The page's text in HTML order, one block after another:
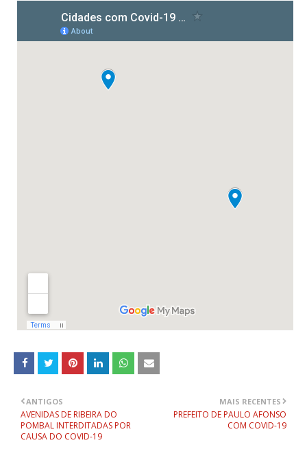
MAIS RECENTES
PREFEITO DE PAULO AFONSO
COM COVID-19
ANTIGOS
AVENIDAS DE RIBEIRA DO
POMBAL INTERDITADAS POR
CAUSA DO COVID-19